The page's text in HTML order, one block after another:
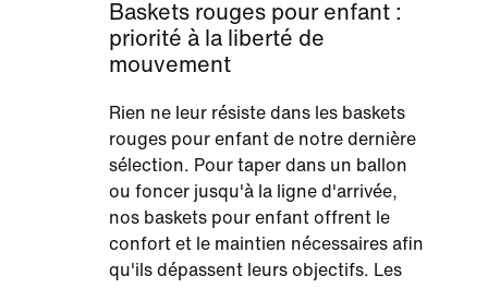
Baskets rouges pour enfant :
priorité à la liberté de
mouvement
Rien ne leur résiste dans les baskets
rouges pour enfant de notre dernière
sélection. Pour taper dans un ballon
ou foncer jusqu'à la ligne d'arrivée,
nos baskets pour enfant offrent le
confort et le maintien nécessaires afin
qu'ils dépassent leurs objectifs. Les